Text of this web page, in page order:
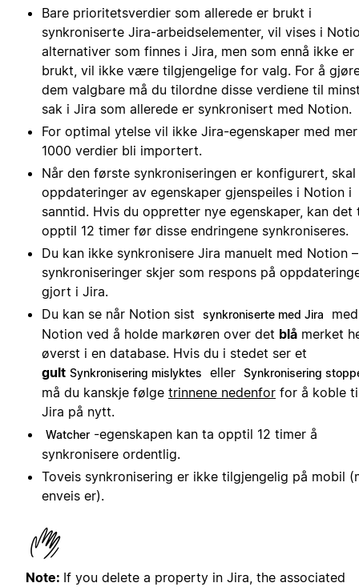
Bare prioritetsverdier som allerede er brukt i
synkroniserte Jira-arbeidselementer, vil vises i
alternativer som finnes i Jira, men som ennå ikke er
brukt, vil ikke være tilgjengelige for valg. For å
dem valgbare må du tilordne disse verdiene til
sak i Jira som allerede er synkronisert med Notion.
For optimal ytelse vil ikke Jira-egenskaper med
1000 verdier bli importert.
Når den første synkroniseringen er konfigurert, skal
oppdateringer av egenskaper gjenspeiles i Notion i
sanntid. Hvis du oppretter nye egenskaper, kan det
opptil 12 timer før disse endringene synkroniseres.
Du kan ikke synkronisere Jira manuelt med Notion –
synkroniseringer skjer som respons på
gjort i Jira.
Du kan se når Notion sist
synkroniserte med Jira
med
Notion ved å holde markøren over det blå merket
øverst i en database. Hvis du i stedet ser et
gult Synkronisering mislyktes eller Synkronisering
må du kanskje følge trinnene nedenfor for å koble
Jira på nytt.
Watcher -egenskapen kan ta opptil 12 timer å
synkronisere ordentlig.
Toveis synkronisering er ikke tilgjengelig på mobil
enveis er).
Note: If you delete a property in Jira, the associated